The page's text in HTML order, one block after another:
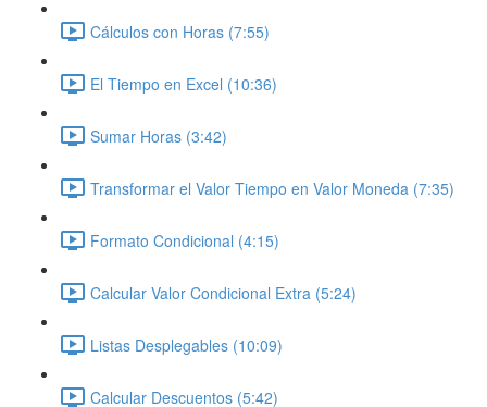
Cálculos con Horas (7:55)
El Tiempo en Excel (10:36)
Sumar Horas (3:42)
Transformar el Valor Tiempo en Valor Moneda (7:35)
Formato Condicional (4:15)
Calcular Valor Condicional Extra (5:24)
Listas Desplegables (10:09)
Calcular Descuentos (5:42)